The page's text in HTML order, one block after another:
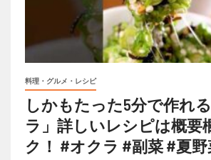
料理・グルメ・レシピ
しかもたった5分で作れ
ラ」詳しいレシピは概要
ク！ #オクラ #副菜 #夏野